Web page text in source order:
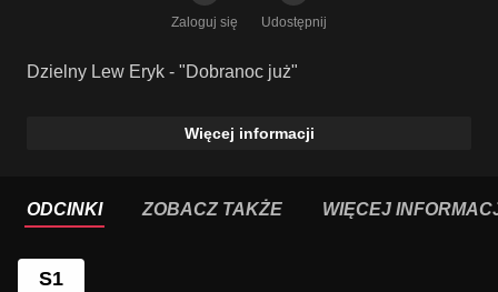
Zaloguj się Udostępnij
Dzielny Lew Eryk - "Dobranoc już"
Więcej informacji
ODCINKI ZOBACZ TAKŻE WIĘCEJ
S1